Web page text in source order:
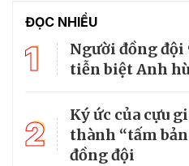
ĐỌC NHIỀU
1
Người đồng
tiễn biệt Anh
2
Ký ức của cựu
thành “tấm
đồng đội